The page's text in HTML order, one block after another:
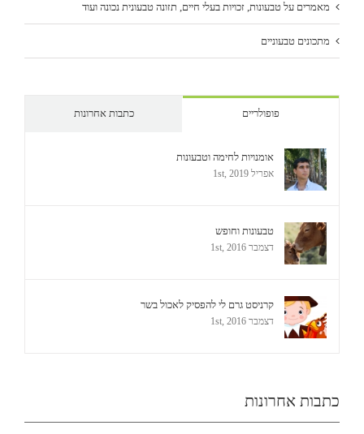
מאמרים על טבעונות, זכויות בעלי חיים, תזונה טבעונית נכונה ועוד
מתכונים טבעוניים
אומנויות לחימה וטבעונות
אפריל 1st, 2019
טבעונות וחופש
דצמבר 1st, 2016
קרניסט גרם לי להפסיק לאכול בשר
דצמבר 1st, 2016
כתבות אחרונות